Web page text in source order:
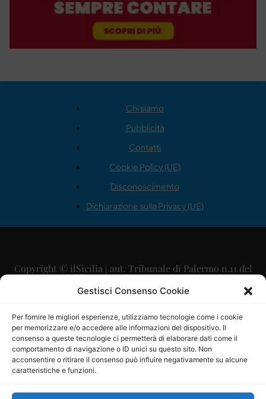
Gestisci Consenso Cookie
Per fornire le migliori esperienze, utilizziamo tecnologie come i cookie
per memorizzare e/o accedere alle informazioni del dispositivo. Il
consenso a queste tecnologie ci permetterà di elaborare dati come il
comportamento di navigazione o ID unici su questo sito. Non
acconsentire o ritirare il consenso può influire negativamente su alcune
caratteristiche e funzioni.
Chi siamo
Pubblicità
Contatti
Cookie Policy (UE)
Disconoscimento
Dichiarazione sulla Privacy (UE)
Copyright © ilSicilia | aut. Tribunale di Palermo n.11 del
29/09/2015
Direttore Editoriale: Maurizio Scaglione
Direttore Responsabile: Maria Calabrese